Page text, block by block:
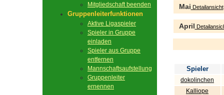
Mitgliedschaft beenden
Gruppenleiterfunktionen
Aktive Ligaspieler
Spieler in Gruppe
einladen
Spieler aus Gruppe
entfernen
Mannschaftsaufstellung
Gruppenleiter
ernennen
Mai Detailansicht
April
Spieler
dokolinchen
Kalliope